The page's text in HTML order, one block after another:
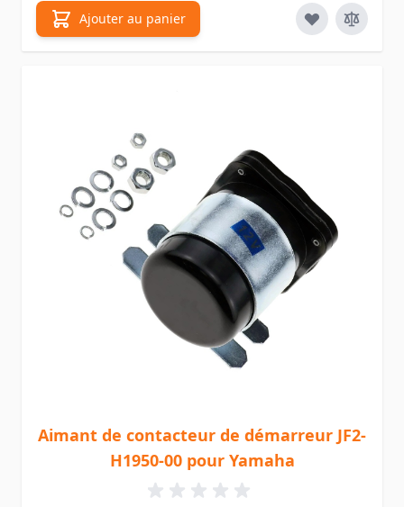
Ajouter au panier
Aimant de contacteur de démarreur JF2-
H1950-00 pour Yamaha